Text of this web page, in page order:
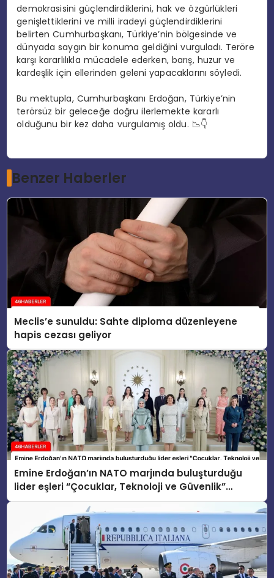
demokrasisini güçlendirdiklerini, hak ve özgürlükleri
genişlettiklerini ve milli iradeyi güçlendirdiklerini
belirten Cumhurbaşkanı, Türkiye’nin bölgesinde ve
dünyada saygın bir konuma geldiğini vurguladı. Teröre
karşı kararlılıkla mücadele ederken, barış, huzur ve
kardeşlik için ellerinden geleni yapacaklarını söyledi.
Bu mektupla, Cumhurbaşkanı Erdoğan, Türkiye’nin
terörsüz bir geleceğe doğru ilerlemekte kararlı
olduğunu bir kez daha vurgulamış oldu. 📉👇
Benzer Haberler
Meclis’e sunuldu: Sahte diploma düzenleyene
hapis cezası geliyor
Emine Erdoğan’ın NATO marjında buluşturduğu
lider eşleri “Çocuklar, Teknoloji ve Güvenlik”
konusunu ele aldı